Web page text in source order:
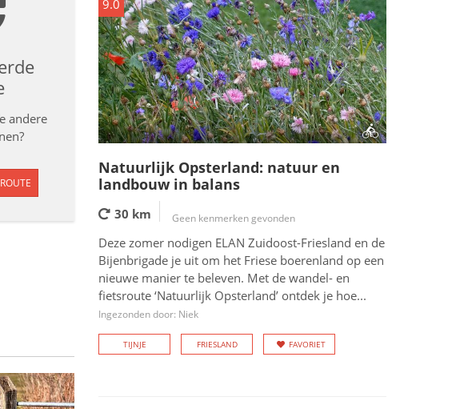
andere
9.0
Natuurlijk Opsterland: natuur en
landbouw in balans
30 km Geen kenmerken gevonden
Deze zomer nodigen ELAN Zuidoost-Friesland en de
Bijenbrigade je uit om het Friese boerenland op een
nieuwe manier te beleven. Met de wandel- en
fietsroute ‘Natuurlijk Opsterland’ ontdek je hoe...
Ingezonden door: Niek
TIJNJE FRIESLAND FAVORIET